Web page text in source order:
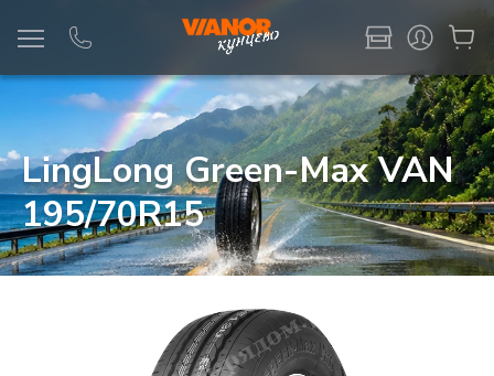
LingLong Green-Max VAN
195/70R15
Информация Фото товара